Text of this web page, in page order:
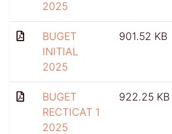
2025
BUGET
INITIAL
2025
901.52 KB
BUGET
RECTICAT 1
2025
922.25 KB